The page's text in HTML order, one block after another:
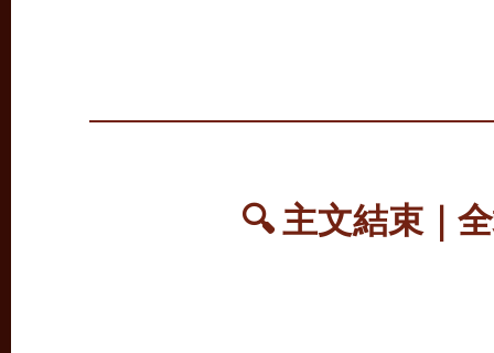
🔍 主文結束｜